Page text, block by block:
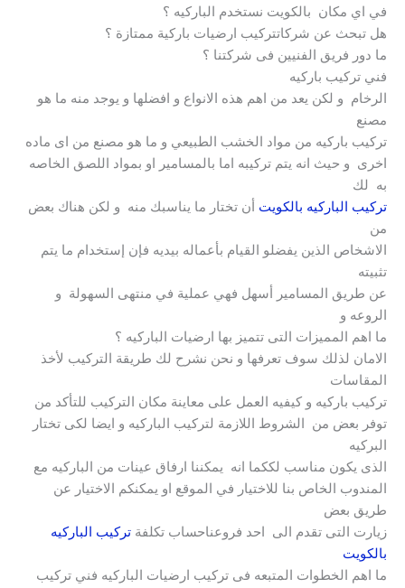
في اي مكان بالكويت نستخدم الباركيه ؟
هل تبحث عن شركاتتركيب ارضيات باركية ممتازة ؟
ما دور فريق الفنيين فى شركتنا ؟
فني تركيب باركيه
الرخام و لكن يعد من اهم هذه الانواع و افضلها و يوجد منه ما هو
مصنع
تركيب باركيه من مواد الخشب الطبيعي و ما هو مصنع من اى ماده
اخرى و حيث انه يتم تركيبه اما بالمسامير او بمواد اللصق الخاصه
به لك
تركيب الباركيه بالكويت أن تختار ما يناسبك منه و لكن هناك بعض
من
الاشخاص الذين يفضلو القيام بأعماله بيديه فإن إستخدام ما يتم
تثبيته
عن طريق المسامير أسهل فهي عملية في منتهى السهولة و
الروعه و
ما اهم المميزات التى تتميز بها ارضيات الباركيه ؟
الامان لذلك سوف تعرفها و نحن نشرح لك طريقة التركيب لأخذ
المقاسات
تركيب باركيه و كيفيه العمل على معاينة مكان التركيب للتأكد من
توفر بعض من الشروط اللازمة لتركيب الباركيه و ايضا لكى تختار
البركيه
الذى يكون مناسب لككما انه يمكننا ارفاق عينات من الباركيه مع
المندوب الخاص بنا للاختيار في الموقع او يمكنكم الاختيار عن
طريق بعض
زيارت التى تقدم الى احد فروعناحساب تكلفة تركيب الباركيه
بالكويت
ما اهم الخطوات المتبعه فى تركيب ارضيات الباركيه فني تركيب